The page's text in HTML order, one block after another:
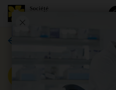
Communiqués de presse